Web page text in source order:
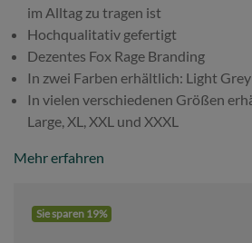
im Alltag zu tragen ist
Hochqualitativ gefertigt
Dezentes Fox Rage Branding
In zwei Farben erhältlich: Light
In vielen verschiedenen Größen
Large, XL, XXL und XXXL
Mehr erfahren
Sie sparen 19%